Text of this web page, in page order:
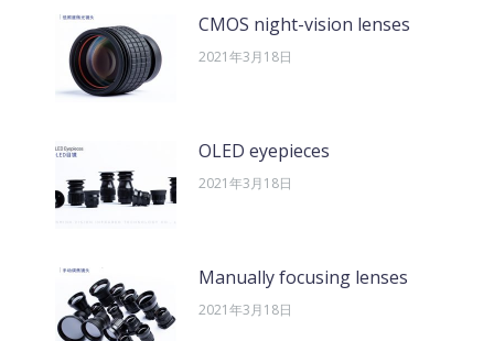
CMOS night-vision lenses
2021年3月18日
OLED eyepieces
2021年3月18日
Manually focusing lenses
2021年3月18日